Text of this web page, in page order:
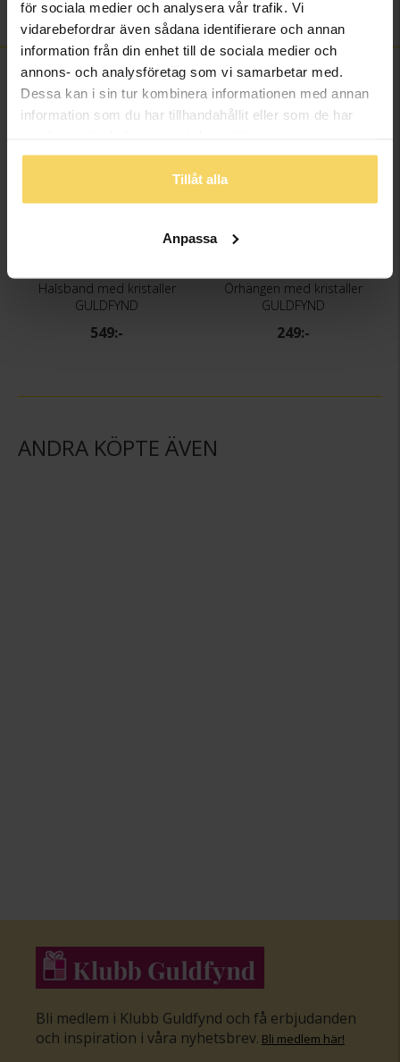
för sociala medier och analysera vår trafik. Vi
vidarebefordrar även sådana identifierare och annan
information från din enhet till de sociala medier och
annons- och analysföretag som vi samarbetar med.
Dessa kan i sin tur kombinera informationen med annan
information som du har tillhandahållit eller som de har
Tillåt alla
Anpassa
Material
Metall, guldfärgad
FINNS OCKSÅ SOM
Halsband med kristaller
GULDFYND
549:-
Örhängen med kristaller
GULDFYND
249:-
ANDRA KÖPTE ÄVEN
Bli medlem i Klubb Guldfynd och få erbjudanden
och inspiration i våra nyhetsbrev. Bli medlem här!